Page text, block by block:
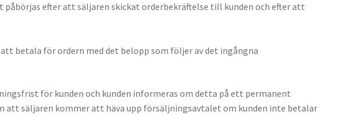
efter att säljaren skickat orderbekräftelse till kunden och efter att
betala för ordern med det belopp som följer av det ingångna
för kunden och kunden informeras om detta på ett permanent
säljaren kommer att häva upp försäljningsavtalet om kunden inte betalar